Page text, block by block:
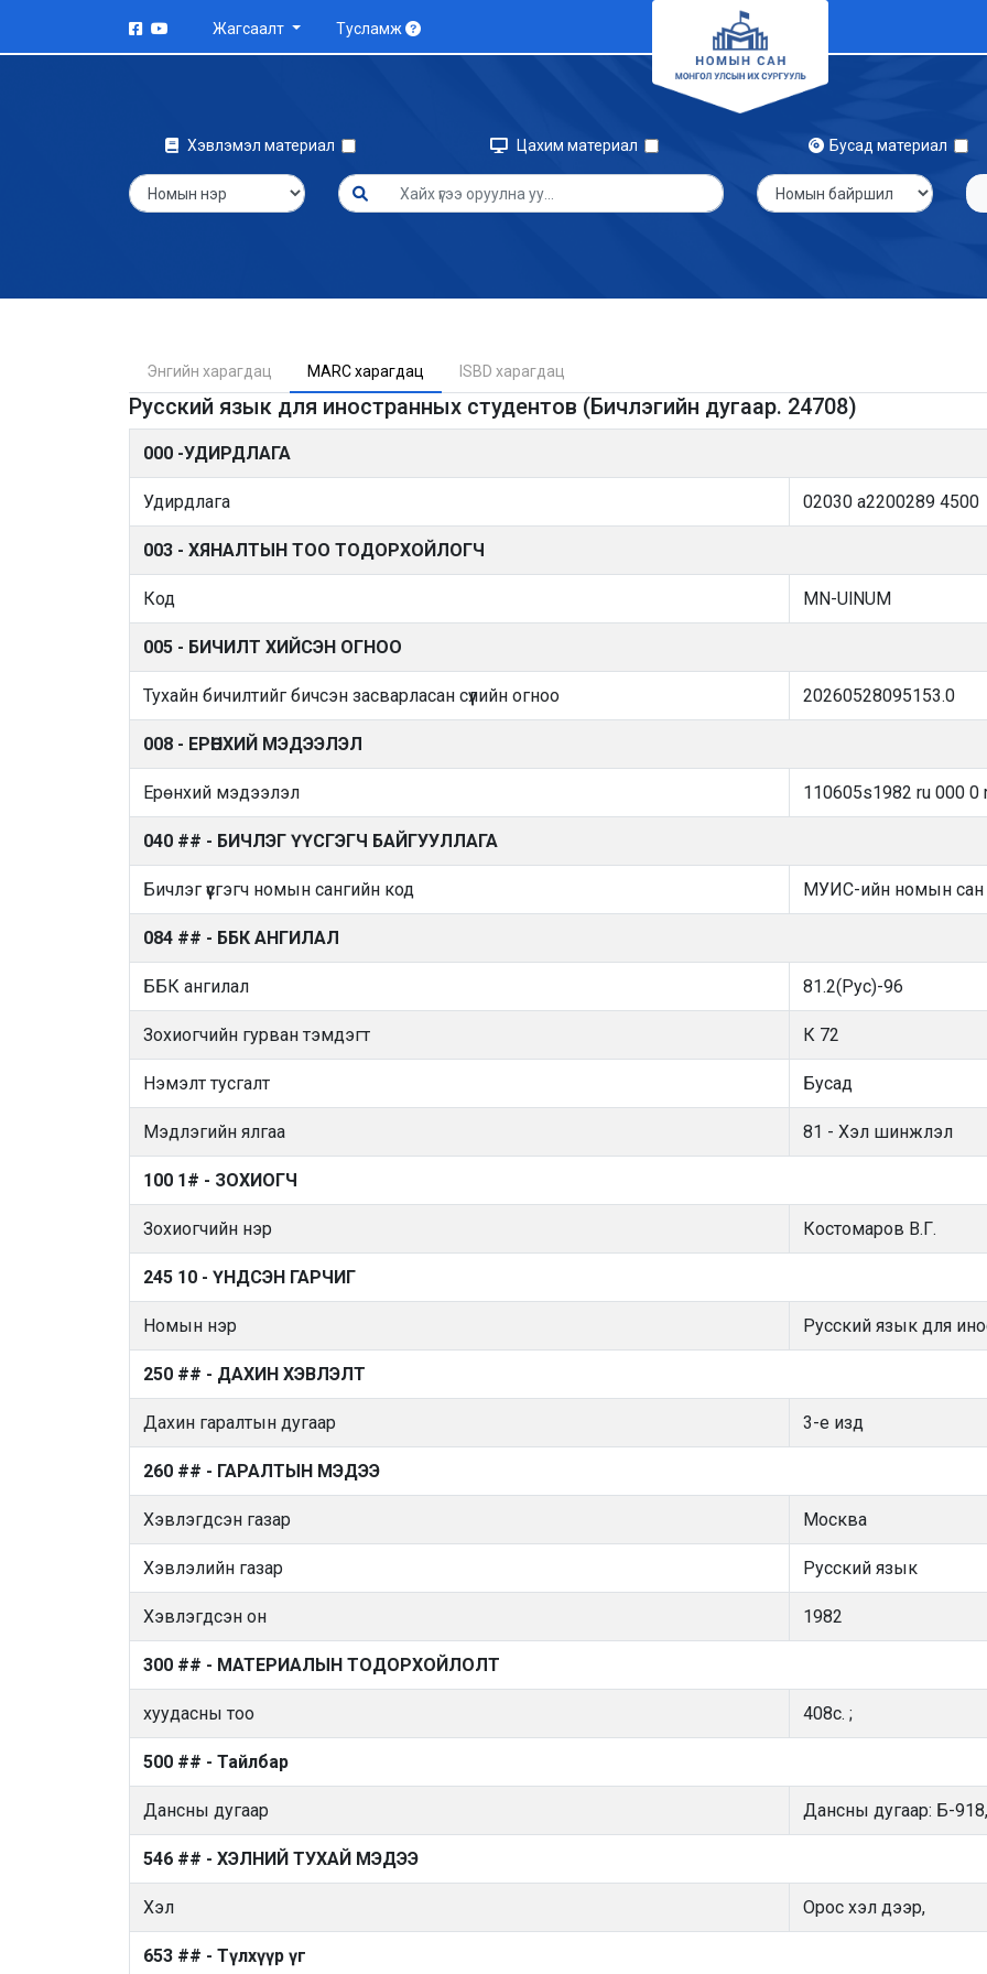
Жагсаалт Тусламж
Хэвлэмэл материал Цахим материал Бусад материал
Энгийн харагдац MARC харагдац ISBD харагдац
Русский язык для иностранных студентов (Бичлэгийн дугаар. 24708)
000 -УДИРДЛАГА
Удирдлага 02030 a2200289 4500
003 - ХЯНАЛТЫН ТОО ТОДОРХОЙЛОГЧ
Код MN-UlNUM
005 - БИЧИЛТ ХИЙСЭН ОГНОО
Тухайн бичилтийг бичсэн засварласан сүүлийн огноо 20260528095153.0
008 - ЕРӨНХИЙ МЭДЭЭЛЭЛ
Ерөнхий мэдээлэл 110605s1982 ru 000 0
040 ## - БИЧЛЭГ ҮҮСГЭГЧ БАЙГУУЛЛАГА
Бичлэг үүсгэгч номын сангийн код МУИС-ийн номын сан
084 ## - ББК АНГИЛАЛ
ББК ангилал 81.2(Рус)-96
Зохиогчийн гурван тэмдэгт К 72
Нэмэлт тусгалт Бусад
Мэдлэгийн ялгаа 81 - Хэл шинжлэл
100 1# - ЗОХИОГЧ
Зохиогчийн нэр Костомаров В.Г.
245 10 - ҮНДСЭН ГАРЧИГ
Номын нэр Русский язык для
250 ## - ДАХИН ХЭВЛЭЛТ
Дахин гаралтын дугаар 3-е изд
260 ## - ГАРАЛТЫН МЭДЭЭ
Хэвлэгдсэн газар Москва
Хэвлэлийн газар Русский язык
Хэвлэгдсэн он 1982
300 ## - МАТЕРИАЛЫН ТОДОРХОЙЛОЛТ
хуудасны тоо 408с. ;
500 ## - Тайлбар
Дансны дугаар Дансны дугаар: Б-
546 ## - ХЭЛНИЙ ТУХАЙ МЭДЭЭ
Хэл Орос хэл дээр,
653 ## - Түлхүүр үг